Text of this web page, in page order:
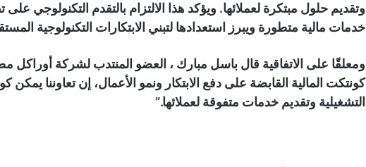
وتقديم حلول مبتكرة لعملائها. ويؤكد هذا الالتزام بالتقدم التكنولوجي
خدمات مالية متطورة ويبرز استعدادها لتبني الابتكارات التكنولوجية
ومعلقًا على الاتفاقية قال باسل مبارك ، العضو المنتدب لشركة أوراكل
كونتكت المالية القابضة على دفع الابتكار ونمو الأعمال، إن تعاوننا يمكن
التشغيلية وتقديم خدمات متفوقة لعملائها.”